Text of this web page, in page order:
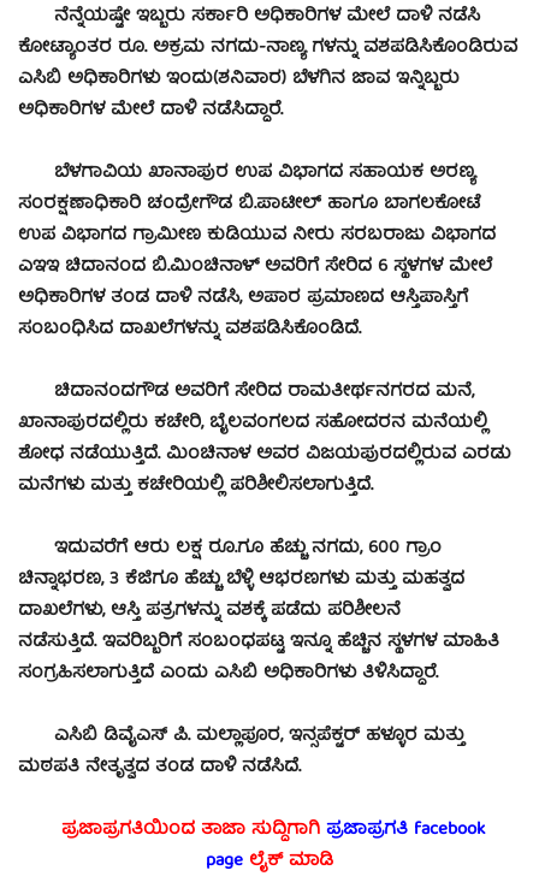
ನೆನ್ನೆಯಷ್ಟೇ ಇಬ್ಬರು ಸರ್ಕಾರಿ ಅಧಿಕಾರಿಗಳ ಮೇಲೆ ದಾಳಿ ನಡೆಸಿ
ಕೋಟ್ಯಾಂತರ ರೂ. ಅಕ್ರಮ ನಗದು-ನಾಣ್ಯ ಗಳನ್ನು ವಶಪಡಿಸಿಕೊಂಡಿರುವ
ಎಸಿಬಿ ಅಧಿಕಾರಿಗಳು ಇಂದು(ಶನಿವಾರ) ಬೆಳಗಿನ ಜಾವ ಇನ್ನಿಬ್ಬರು
ಅಧಿಕಾರಿಗಳ ಮೇಲೆ ದಾಳಿ ನಡೆಸಿದ್ದಾರೆ.
ಬೆಳಗಾವಿಯ ಖಾನಾಪುರ ಉಪ ವಿಭಾಗದ ಸಹಾಯಕ ಅರಣ್ಯ
ಸಂರಕ್ಷಣಾಧಿಕಾರಿ ಚಂದ್ರೇಗೌಡ ಬಿ.ಪಾಟೀಲ್ ಹಾಗೂ ಬಾಗಲಕೋಟೆ
ಉಪ ವಿಭಾಗದ ಗ್ರಾಮೀಣ ಕುಡಿಯುವ ನೀರು ಸರಬರಾಜು ವಿಭಾಗದ
ಎಇಇ ಚಿದಾನಂದ ಬಿ.ಮಿಂಚಿನಾಳ್ ಅವರಿಗೆ ಸೇರಿದ 6 ಸ್ಥಳಗಳ ಮೇಲೆ
ಅಧಿಕಾರಿಗಳ ತಂಡ ದಾಳಿ ನಡೆಸಿ, ಅಪಾರ ಪ್ರಮಾಣದ ಆಸ್ತಿಪಾಸ್ತಿಗೆ
ಸಂಬಂಧಿಸಿದ ದಾಖಲೆಗಳನ್ನು ವಶಪಡಿಸಿಕೊಂಡಿದೆ.
ಚಿದಾನಂದಗೌಡ ಅವರಿಗೆ ಸೇರಿದ ರಾಮತೀರ್ಥನಗರದ ಮನೆ,
ಖಾನಾಪುರದಲ್ಲಿರು ಕಚೇರಿ, ಬೈಲವಂಗಲದ ಸಹೋದರನ ಮನೆಯಲ್ಲಿ
ಶೋಧ ನಡೆಯುತ್ತಿದೆ. ಮಿಂಚಿನಾಳ ಅವರ ವಿಜಯಪುರದಲ್ಲಿರುವ ಎರಡು
ಮನೆಗಳು ಮತ್ತು ಕಚೇರಿಯಲ್ಲಿ ಪರಿಶೀಲಿಸಲಾಗುತ್ತಿದೆ‌.
ಇದುವರೆಗೆ ಆರು ಲಕ್ಷ ರೂ.ಗೂ ಹೆಚ್ಚು ನಗದು, 600 ಗ್ರಾಂ
ಚಿನ್ನಾಭರಣ, 3 ಕೆಜಿಗೂ ಹೆಚ್ಚು ಬೆಳ್ಳಿ ಆಭರಣಗಳು ಮತ್ತು ಮಹತ್ವದ
ದಾಖಲೆಗಳು, ಆಸ್ತಿ ಪತ್ರಗಳನ್ನು ವಶಕ್ಕೆ ಪಡೆದು ಪರಿಶೀಲನೆ
ನಡೆಸುತ್ತಿದೆ. ಇವರಿಬ್ಬರಿಗೆ ಸಂಬಂಧಪಟ್ಟ ಇನ್ನೂ ಹೆಚ್ಚಿನ ಸ್ಥಳಗಳ ಮಾಹಿತಿ
ಸಂಗ್ರಹಿಸಲಾಗುತ್ತಿದೆ ಎಂದು ಎಸಿಬಿ ಅಧಿಕಾರಿಗಳು ತಿಳಿಸಿದ್ದಾರೆ.
ಎಸಿಬಿ ಡಿವೈಎಸ್ ಪಿ. ಮಲ್ಲಾಪೂರ, ಇನ್ಸಪೆಕ್ಟರ್ ಹಳ್ಳೂರ ಮತ್ತು
ಮಠಪತಿ ನೇತೃತ್ವದ ತಂಡ ದಾಳಿ ನಡೆಸಿದೆ.
ಪ್ರಜಾಪ್ರಗತಿಯಿಂದ ತಾಜಾ ಸುದ್ದಿಗಾಗಿಪ್ರಜಾಪ್ರಗತಿ facebook
page ಲೈಕ್ ಮಾಡಿ